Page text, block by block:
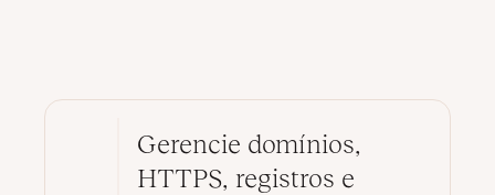
Gerencie domínios,
HTTPS, registros e